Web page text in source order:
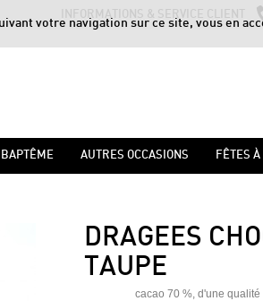
votre navigation sur ce site, vous en
INFORMATIONS & SERVICE CLIENT
AUTRES OCCASIONS FÊTES
DRAGEES
TAUPE
cacao 70 %, d'une